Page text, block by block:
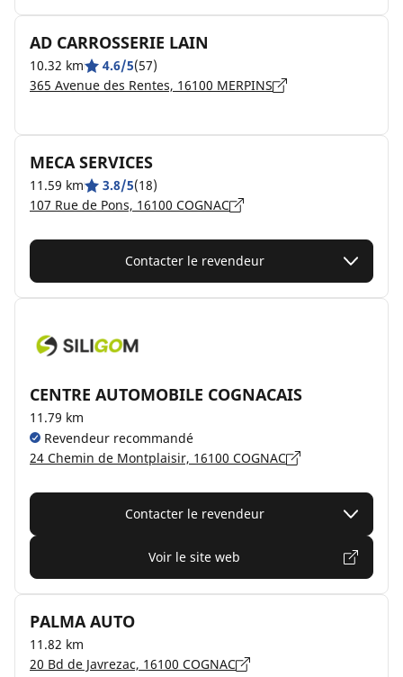
AD CARROSSERIE LAIN
10.32 km 4.6/5(57)
365 Avenue des Rentes, 16100 MERPINS
MECA SERVICES
11.59 km 3.8/5(18)
107 Rue de Pons, 16100 COGNAC
Contacter le revendeur
CENTRE AUTOMOBILE COGNACAIS
11.79 km
Revendeur recommandé
24 Chemin de Montplaisir, 16100 COGNAC
Contacter le revendeur
Voir le site web
PALMA AUTO
11.82 km
20 Bd de Javrezac, 16100 COGNAC